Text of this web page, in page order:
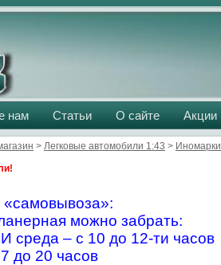
нам Статьи О сайте Акции
> Легковые автомобили 1:43 > Иномарки
можно забрать:
среда – с 10 до 12-ти часов
до 20 часов